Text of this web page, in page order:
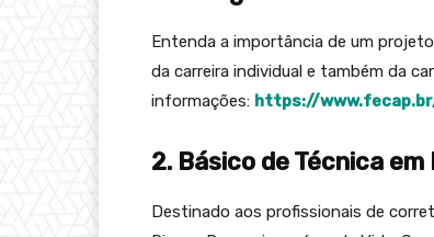
Entenda a importância de um
da carreira individual e também da
informações: https://
2. Básico de Técnica
Destinado aos profissionais de